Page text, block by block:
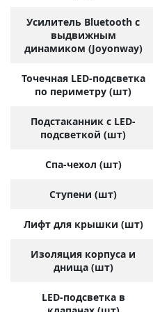
Усилитель Bluetooth с
выдвижным
динамиком (Joyonway)
Точечная LED-подсветка
по периметру (шт)
Подстаканник с LED-
подсветкой (шт)
Спа-чехол (шт)
Ступени (шт)
Лифт для крышки (шт)
Изоляция корпуса и
днища (шт)
LED-подсветка в